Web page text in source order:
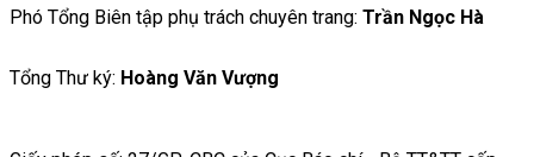
Phó Tổng Biên tập phụ trách chuyên trang: Trần Ngọc Hà
Tổng Thư ký: Hoàng Văn Vượng